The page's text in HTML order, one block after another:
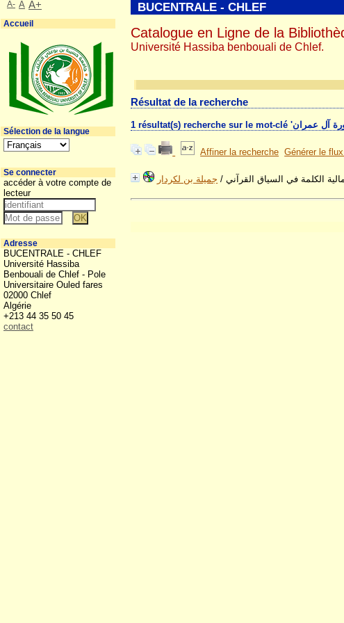
Résultat de la recherche
Affiner la recherche Générer le
الكلمة في السياق القرآني/ جميلة بن لكردار
BUCENTRALE - CHLEF
Catalogue en Ligne de la
Université Hassiba benbouali de Chlef.
A- A A+
Accueil
Sélection de la langue
Se connecter
accéder à votre compte de
lecteur
Adresse
BUCENTRALE - CHLEF
Université Hassiba
Benbouali de Chlef - Pole
Universitaire Ouled fares
02000 Chlef
Algérie
+213 44 35 50 45
contact